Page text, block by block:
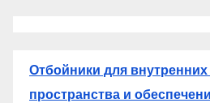
Отбойники для
пространства и